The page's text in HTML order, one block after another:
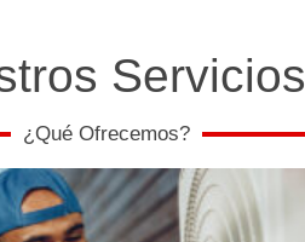
Servicios
¿Qué Ofrecemos?